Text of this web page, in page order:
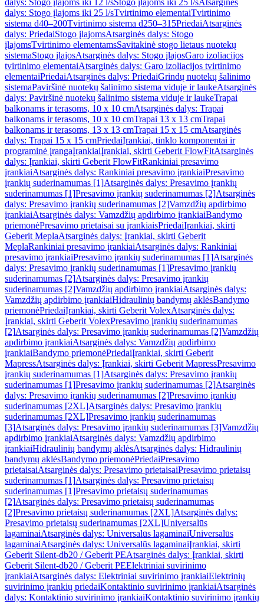
dalys: Stogo įlajoms iki 12 l/sStogo įlajoms iki 25 l/sAtsarginės
dalys: Stogo įlajoms iki 25 l/sTvirtinimo elementaiTvirtinimo
sistema d40–200Tvirtinimo sistema d250–315PriedaiAtsarginės
dalys: PriedaiStogo įlajomsAtsarginės dalys: Stogo
įlajomsTvirtinimo elementamsSavitakinė stogo lietaus nuotekų
sistemaStogo įlajosAtsarginės dalys: Stogo įlajosGaro izoliacijos
tvirtinimo elementaiAtsarginės dalys: Garo izoliacijos tvirtinimo
elementaiPriedaiAtsarginės dalys: PriedaiGrindų nuotekų šalinimo
sistemaPaviršinė nuotekų šalinimo sistema viduje ir laukeAtsarginės
dalys: Paviršinė nuotekų šalinimo sistema viduje ir laukeTrapai
balkonams ir terasoms, 10 x 10 cmAtsarginės dalys: Trapai
balkonams ir terasoms, 10 x 10 cmTrapai 13 x 13 cmTrapai
balkonams ir terasoms, 13 x 13 cmTrapai 15 x 15 cmAtsarginės
dalys: Trapai 15 x 15 cmPriedaiĮrankiai, tinklo komponentai ir
programinė įrangaĮrankiaiĮrankiai, skirti Geberit FlowFitAtsarginės
dalys: Įrankiai, skirti Geberit FlowFitRankiniai presavimo
įrankiaiAtsarginės dalys: Rankiniai presavimo įrankiaiPresavimo
įrankių suderinamumas [1]Atsarginės dalys: Presavimo įrankių
suderinamumas [1]Presavimo įrankių suderinamumas [2]Atsarginės
dalys: Presavimo įrankių suderinamumas [2]Vamzdžių apdirbimo
įrankiaiAtsarginės dalys: Vamzdžių apdirbimo įrankiaiBandymo
priemonėPresavimo prietaisai su įrankiaisPriedaiĮrankiai, skirti
Geberit MeplaAtsarginės dalys: Įrankiai, skirti Geberit
MeplaRankiniai presavimo įrankiaiAtsarginės dalys: Rankiniai
presavimo įrankiaiPresavimo įrankių suderinamumas [1]Atsarginės
dalys: Presavimo įrankių suderinamumas [1]Presavimo įrankių
suderinamumas [2]Atsarginės dalys: Presavimo įrankių
suderinamumas [2]Vamzdžių apdirbimo įrankiaiAtsarginės dalys:
Vamzdžių apdirbimo įrankiaiHidraulinių bandymų aklėsBandymo
priemonėPriedaiĮrankiai, skirti Geberit VolexAtsarginės dalys:
Įrankiai, skirti Geberit VolexPresavimo įrankių suderinamumas
[2]Atsarginės dalys: Presavimo įrankių suderinamumas [2]Vamzdžių
apdirbimo įrankiaiAtsarginės dalys: Vamzdžių apdirbimo
įrankiaiBandymo priemonėPriedaiĮrankiai, skirti Geberit
MapressAtsarginės dalys: Įrankiai, skirti Geberit MapressPresavimo
įrankių suderinamumas [1]Atsarginės dalys: Presavimo įrankių
suderinamumas [1]Presavimo įrankių suderinamumas [2]Atsarginės
dalys: Presavimo įrankių suderinamumas [2]Presavimo įrankių
suderinamumas [2XL]Atsarginės dalys: Presavimo įrankių
suderinamumas [2XL]Presavimo įrankių suderinamumas
[3]Atsarginės dalys: Presavimo įrankių suderinamumas [3]Vamzdžių
apdirbimo įrankiaiAtsarginės dalys: Vamzdžių apdirbimo
įrankiaiHidraulinių bandymų aklėsAtsarginės dalys: Hidraulinių
bandymų aklėsBandymo priemonėPriedaiPresavimo
prietaisaiAtsarginės dalys: Presavimo prietaisaiPresavimo prietaisų
suderinamumas [1]Atsarginės dalys: Presavimo prietaisų
suderinamumas [1]Presavimo prietaisų suderinamumas
[2]Atsarginės dalys: Presavimo prietaisų suderinamumas
[2]Presavimo prietaisų suderinamumas [2XL]Atsarginės dalys:
Presavimo prietaisų suderinamumas [2XL]Universalūs
lagaminaiAtsarginės dalys: Universalūs lagaminaiUniversalūs
lagaminaiAtsarginės dalys: Universalūs lagaminaiĮrankiai, skirti
Geberit Silent-db20 / Geberit PEAtsarginės dalys: Įrankiai, skirti
Geberit Silent-db20 / Geberit PEElektriniai suvirinimo
įrankiaiAtsarginės dalys: Elektriniai suvirinimo įrankiaiElektrinių
suvirinimo įrankių priedaiKontaktinio suvirinimo įrankiaiAtsarginės
dalys: Kontaktinio suvirinimo įrankiaiKontaktinio suvirinimo įrankių